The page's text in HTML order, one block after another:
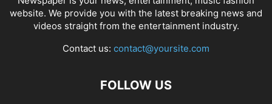
website. We provide you with the latest breaking news and
videos straight from the entertainment industry.
Contact us: contact@yoursite.com
FOLLOW US